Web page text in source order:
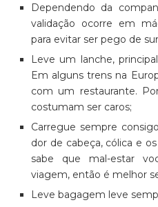
Dependendo da
validação ocorre em
para evitar ser pego de
Leve um lanche,
Em alguns trens na
com um restaurante.
costumam ser caros;
Carregue sempre
dor de cabeça, cólica e
sabe que mal-estar
viagem, então é melhor
Leve bagagem leve